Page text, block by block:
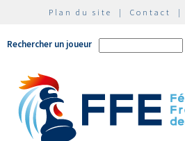
Plan du site | Contact |
Rechercher un joueur